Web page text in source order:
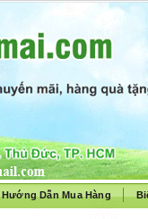
Hướng Dẫn Mua Hàng